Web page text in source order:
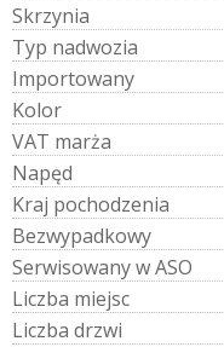
Skrzynia
Typ nadwozia
Importowany
Kolor
VAT marża
Napęd
Kraj pochodzenia
Bezwypadkowy
SerwisowanywASO
Liczba miejsc
Liczba drzwi